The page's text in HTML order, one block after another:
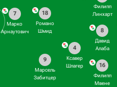
Филипп
Линхарт
8
Давид
Алаба
16
Филипп
Мвене
4
Ксавер
Шлагер
18
Романо
Шмид
9
Марсель
Забитцер
7
Марко
Арнаутович